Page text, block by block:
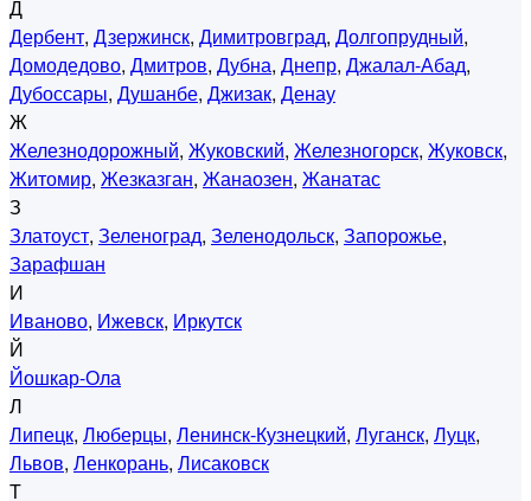
Д
Дербент, Дзержинск, Димитровград, Долгопрудный,
Домодедово, Дмитров, Дубна, Днепр, Джалал-Абад,
Дубоссары, Душанбе, Джизак, Денау
Ж
Железнодорожный, Жуковский, Железногорск, Жуковск,
Житомир, Жезказган, Жанаозен, Жанатас
З
Златоуст, Зеленоград, Зеленодольск, Запорожье,
Зарафшан
И
Иваново, Ижевск, Иркутск
Й
Йошкар-Ола
Л
Липецк, Люберцы, Ленинск-Кузнецкий, Луганск, Луцк,
Львов, Ленкорань, Лисаковск
Т